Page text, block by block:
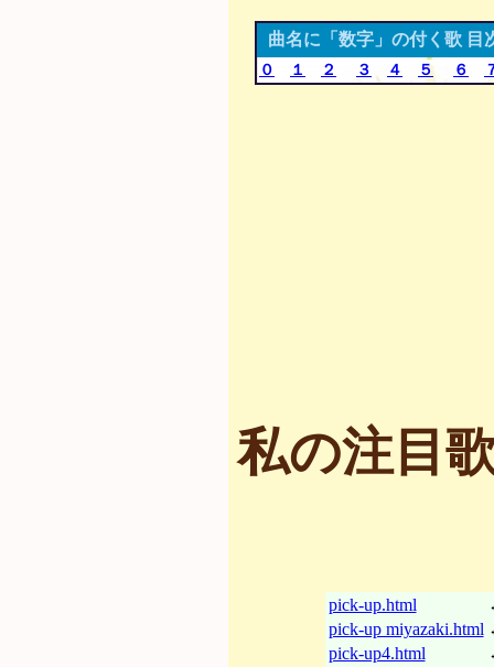
曲名に「数字」の付く歌 目
０ １ ２ ３ ４ ５ ６
私の注目
pick-up.html
pick-up miyazaki.html
pick-up4.html